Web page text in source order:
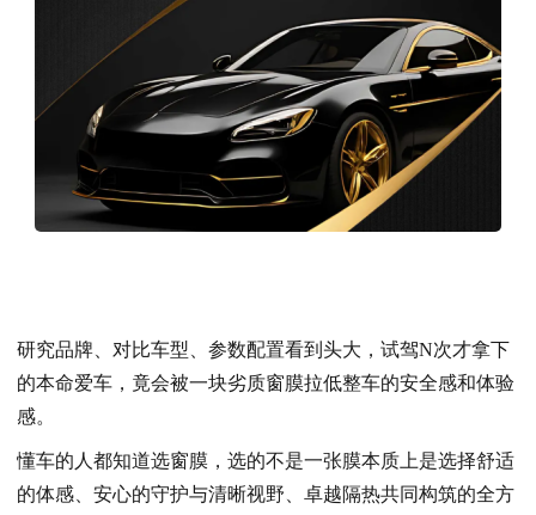
研究品牌、对比车型、参数配置看到头大，试驾N次才拿下
的本命爱车，竟会被一块劣质窗膜拉低整车的安全感和体验
感。
懂车的人都知道选窗膜，选的不是一张膜本质上是选择舒适
的体感、安心的守护与清晰视野、卓越隔热共同构筑的全方